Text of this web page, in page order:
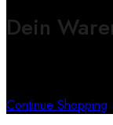
Dein
Continue Shopping